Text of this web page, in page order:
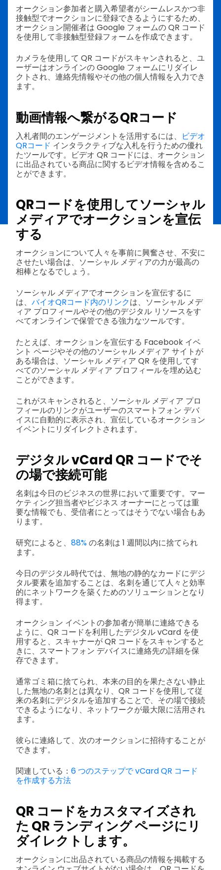
オークション参加者と購入希望者がシームレスかつ非
接触型でオークションに登録できるようにするため、
オークション開催者は Google フォームの QR コード
を使用して非接触型登録フォームを作成できます。
カメラを使用して QR コードがスキャンされると、ユ
ーザーはオンラインの Google フォームにリダイレ
クトされ、連絡先情報やその他の個人情報を入力でき
ます。
動画情報へ繋がるQRコード
入札者間のエンゲージメントを活用するには、
ビデオ
QRコード インタラクティブな入札を行うための優れ
たツールです。ビデオ QR コードには、オークション
に出品されている商品に関するビデオ情報を含めるこ
とができます。
QRコードを使用してソーシャル
メディアでオークションを宣伝
する
オークションについて人々を事前に興奮させ、不安に
させたい場合は、ソーシャル メディアの力が最高の
相棒となるでしょう。
ソーシャル メディアでオークションを宣伝するに
は、 バイオQRコード内のリンクは、ソーシャル メデ
ィア プロフィールやその他のデジタル リソースをす
べてオンラインで保管できる強力なツールです。
たとえば、オークションを宣伝する Facebook イベ
ント ページやその他のソーシャル メディア サイトが
ある場合は、ソーシャル メディア QR を使用してす
べてのソーシャル メディア プロフィールを埋め込む
ことができます。
これがスキャンされると、ソーシャル メディア プロ
フィールのリンクがユーザーのスマートフォン デバ
イスに自動的に表示され、宣伝しているオークション
イベントにリダイレクトされます。
デジタル vCard QR コードでそ
の場で接続可能
名刺は今日のビジネスの世界において重要です。マー
ケティング担当者やビジネス オーナーにとっては重
要な情報でも、受信者にとってはそうでない場合もあ
ります。
研究によると、 88%の名刺は 1 週間以内に捨てられ
ます。
今日のデジタル時代では、無地の静的なカードにデジ
タル要素を追加することは、名刺を通じて人々と効率
的にネットワークを築くためのソリューションとなり
得ます。
オークション イベントの参加者が簡単に連絡できる
ように、QR コードを利用したデジタル vCard を使
用すると、スキャナーが QR コードをスキャンすると
きに、スマートフォン デバイスに連絡先の詳細を保
存できます。
通常ゴミ箱に捨てられ、本来の目的を果たさない静止
した無地の名刺とは異なり、QR コードを使用して従
来の名刺にデジタルを追加することで、その場で接続
できるようになり、ネットワークが最大限に活用され
ます。
彼らに連絡して、次のオークションに招待することが
できます。
関連している： 6 つのステップで vCard QR コード
を作成する方法
QR コードをカスタマイズされ
た QR ランディング ページにリ
ダイレクトします。
オークションに出品されている商品の情報を掲載する